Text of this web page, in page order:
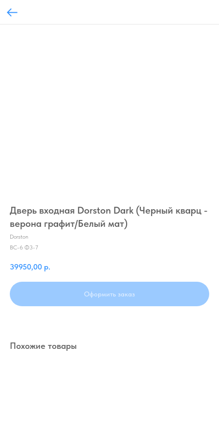
Дверь входная Dorston Dark (Черный кварц -
верона графит/Белый мат)
Dorston
BC-6 Ф3-7
39950,00 р.
Оформить заказ
Похожие товары